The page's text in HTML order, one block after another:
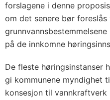
forslagene i denne
om det senere bør
på de innkomne
De fleste høringsinstanser
gi kommunene myndighet
konsesjon til